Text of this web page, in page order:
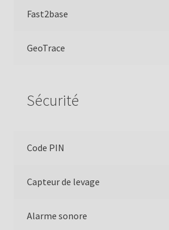
Fast2base
GeoTrace
Sécurité
Code PIN
Capteur de levage
Alarme sonore